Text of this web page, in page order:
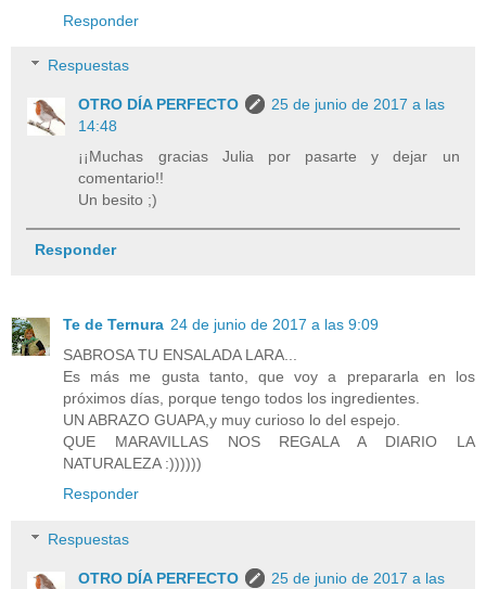
Responder
Respuestas
OTRO DÍA PERFECTO
25 de junio de 2017 a las
14:48
¡¡Muchas gracias Julia por pasarte y dejar un
comentario!!
Un besito ;)
Responder
Te de Ternura 24 de junio de 2017 a las 9:09
SABROSA TU ENSALADA LARA...
Es más me gusta tanto, que voy a prepararla en los
próximos días, porque tengo todos los ingredientes.
UN ABRAZO GUAPA,y muy curioso lo del espejo.
QUE MARAVILLAS NOS REGALA A DIARIO LA
NATURALEZA :))))))
Responder
Respuestas
OTRO DÍA PERFECTO
25 de junio de 2017 a las